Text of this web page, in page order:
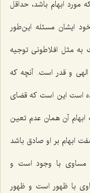
مورد ابهام باشد، حداقل
ایشان مسئله این‌طور
مثل افلاطونى توجیه
و قدر است. آنچه که
است این است که قضاى
آن همان عدم تعین
بر او صادق باشد
با وجود است و
با ظهور است و ظهور